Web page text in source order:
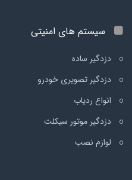
سیستم های امنیتی
دزدگیر ساده
دزدگیر تصویری خودرو
انواع ردیاب
دزدگیر موتور سیکلت
لوازم نصب